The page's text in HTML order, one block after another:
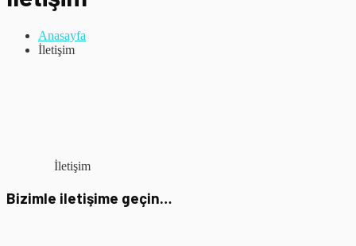
Anasayfa
İletişim
İletişim
Bizimle iletişime geçin…